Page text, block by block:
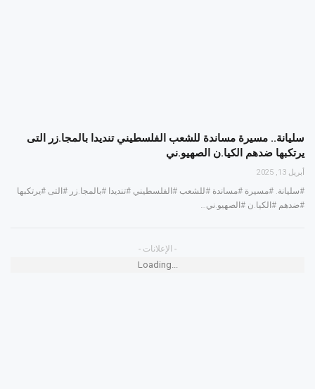
سليانة.. مسيرة مساندة للشعب الفلسطيني تنديدا بالمجا.زر التى
يرتكبها ضدهم الكيا.ن الصهيو.ني
أبريل 13, 2025
#سليانة. #مسيرة #مساندة #للشعب #الفلسطيني #تنديدا #بالمجا.زر #التى #يرتكبها
#ضدهم #الكيا.ن #الصهيو.ني…
- الإعلانات -
Loading...